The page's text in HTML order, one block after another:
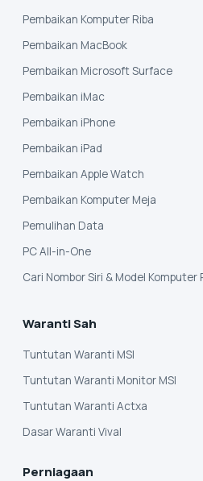
Pembaikan Komputer Riba
Pembaikan MacBook
Pembaikan Microsoft Surface
Pembaikan iMac
Pembaikan iPhone
Pembaikan iPad
Pembaikan Apple Watch
Pembaikan Komputer Meja
Pemulihan Data
PC All-in-One
Cari Nombor Siri & Model Komputer
Waranti Sah
Tuntutan Waranti MSI
Tuntutan Waranti Monitor MSI
Tuntutan Waranti Actxa
Dasar Waranti Vival
Perniagaan